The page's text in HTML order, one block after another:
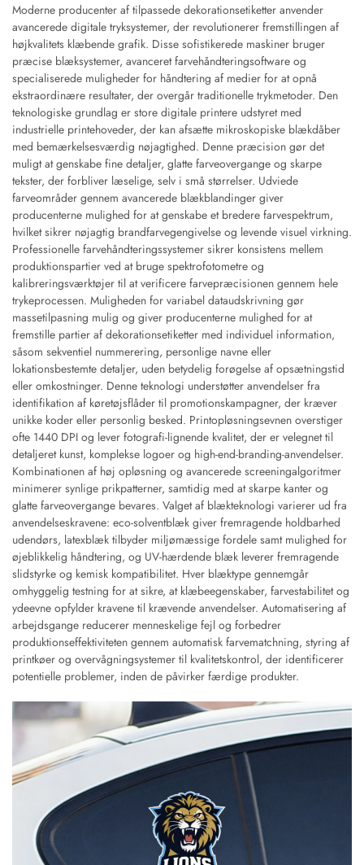
Moderne producenter af tilpassede dekorationsetiketter anvender
avancerede digitale tryksystemer, der revolutionerer fremstillingen af
højkvalitets klæbende grafik. Disse sofistikerede maskiner bruger
præcise blæksystemer, avanceret farvehåndteringsoftware og
specialiserede muligheder for håndtering af medier for at opnå
ekstraordinære resultater, der overgår traditionelle trykmetoder. Den
teknologiske grundlag er store digitale printere udstyret med
industrielle printehoveder, der kan afsætte mikroskopiske blækdåber
med bemærkelsesværdig nøjagtighed. Denne præcision gør det
muligt at genskabe fine detaljer, glatte farveovergange og skarpe
tekster, der forbliver læselige, selv i små størrelser. Udviede
farveområder gennem avancerede blækblandinger giver
producenterne mulighed for at genskabe et bredere farvespektrum,
hvilket sikrer nøjagtig brandfarvegengivelse og levende visuel virkning.
Professionelle farvehåndteringssystemer sikrer konsistens mellem
produktionspartier ved at bruge spektrofotometre og
kalibreringsværktøjer til at verificere farvepræcisionen gennem hele
trykeprocessen. Muligheden for variabel dataudskrivning gør
massetilpasning mulig og giver producenterne mulighed for at
fremstille partier af dekorationsetiketter med individuel information,
såsom sekventiel nummerering, personlige navne eller
lokationsbestemte detaljer, uden betydelig forøgelse af opsætningstid
eller omkostninger. Denne teknologi understøtter anvendelser fra
identifikation af køretøjsflåder til promotionskampagner, der kræver
unikke koder eller personlig besked. Printopløsningsevnen overstiger
ofte 1440 DPI og lever fotografi-lignende kvalitet, der er velegnet til
detaljeret kunst, komplekse logoer og high-end-branding-anvendelser.
Kombinationen af høj opløsning og avancerede screeningalgoritmer
minimerer synlige prikpatterner, samtidig med at skarpe kanter og
glatte farveovergange bevares. Valget af blækteknologi varierer ud fra
anvendelseskravene: eco-solventblæk giver fremragende holdbarhed
udendørs, latexblæk tilbyder miljømæssige fordele samt mulighed for
øjeblikkelig håndtering, og UV-hærdende blæk leverer fremragende
slidstyrke og kemisk kompatibilitet. Hver blæktype gennemgår
omhyggelig testning for at sikre, at klæbeegenskaber, farvestabilitet og
ydeevne opfylder kravene til krævende anvendelser. Automatisering af
arbejdsgange reducerer menneskelige fejl og forbedrer
produktionseffektiviteten gennem automatisk farvematchning, styring af
printkøer og overvågningsystemer til kvalitetskontrol, der identificerer
potentielle problemer, inden de påvirker færdige produkter.